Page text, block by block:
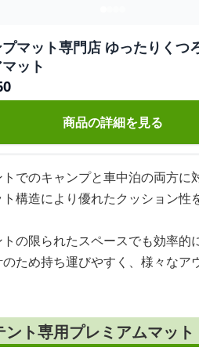
マット専門店 ゆったりくつ
ット
商品の詳細を見る
でのキャンプと車中泊の両方に
構造により優れたクッション性
の限られたスペースでも効率的
ため持ち運びやすく、様々なア
ント専用プレミアムマット